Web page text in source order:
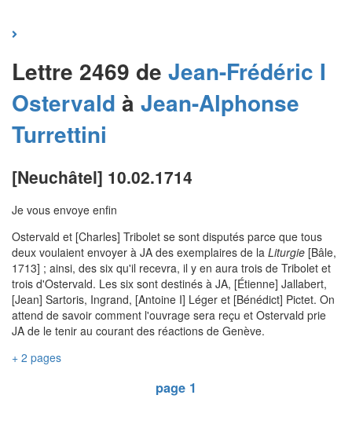
Lettre 2469 de Jean-Frédéric I
Ostervald à Jean-Alphonse
Turrettini
[Neuchâtel] 10.02.1714
Je vous envoye enfin
Ostervald et [Charles] Tribolet se sont disputés parce que tous
deux voulaient envoyer à JA des exemplaires de la Liturgie [Bâle,
1713] ; ainsi, des six qu'il recevra, il y en aura trois de Tribolet et
trois d'Ostervald. Les six sont destinés à JA, [Étienne] Jallabert,
[Jean] Sartoris, Ingrand, [Antoine I] Léger et [Bénédict] Pictet. On
attend de savoir comment l'ouvrage sera reçu et Ostervald prie
JA de le tenir au courant des réactions de Genève.
+ 2 pages
page 1